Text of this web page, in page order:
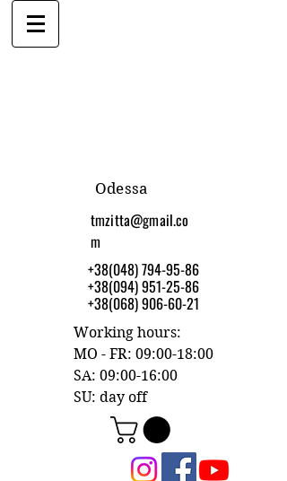
Odessa
tmzitta@gmail.co
m
+38(048) 794-95-86
+38(094) 951-25-86
+38(068) 906-60-21
Working hours:
MO - FR: 09:00-18:00
SA: 09:00-16:00
SU: day off